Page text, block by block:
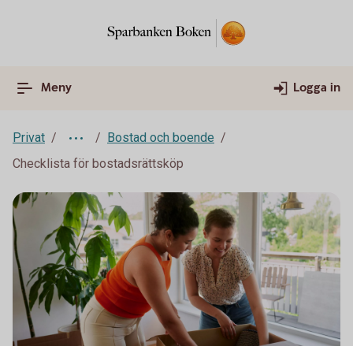
Meny Logga in
Privat
Bostad och boende
Checklista för bostadsrättsköp